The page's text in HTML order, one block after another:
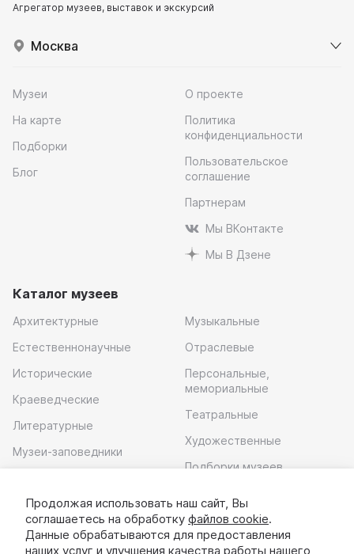
Агрегатор музеев, выставок и экскурсий
Москва
Музеи
На карте
Подборки
Блог
О проекте
Политика
конфиденциальности
Пользовательское
соглашение
Партнерам
Мы ВКонтакте
Мы В Дзене
Каталог музеев
Архитектурные
Естественнонаучные
Исторические
Краеведческие
Литературные
Музеи-заповедники
Музыкальные
Отраслевые
Персональные,
мемориальные
Театральные
Художественные
Подборки музеев
Скачать приложение
Продолжая использовать наш сайт, Вы
соглашаетесь на обработку файлов cookie.
Данные обрабатываются для предоставления
наших услуг и улучшения качества работы нашего